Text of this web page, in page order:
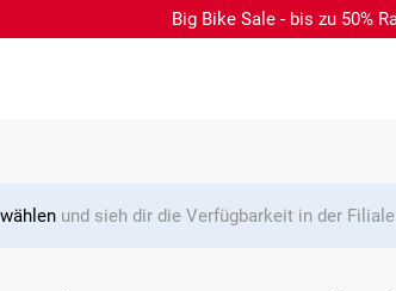
Big Bike Sale - bis zu 50%
und sieh dir die Verfügbarkeit in der